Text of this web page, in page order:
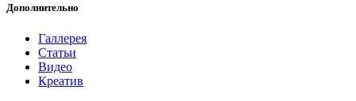
Дополнительно
Галлерея
Статьи
Видео
Креатив